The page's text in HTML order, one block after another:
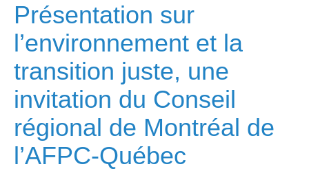
Présentation sur
l’environnement et la
transition juste, une
invitation du Conseil
régional de Montréal de
l’AFPC-Québec